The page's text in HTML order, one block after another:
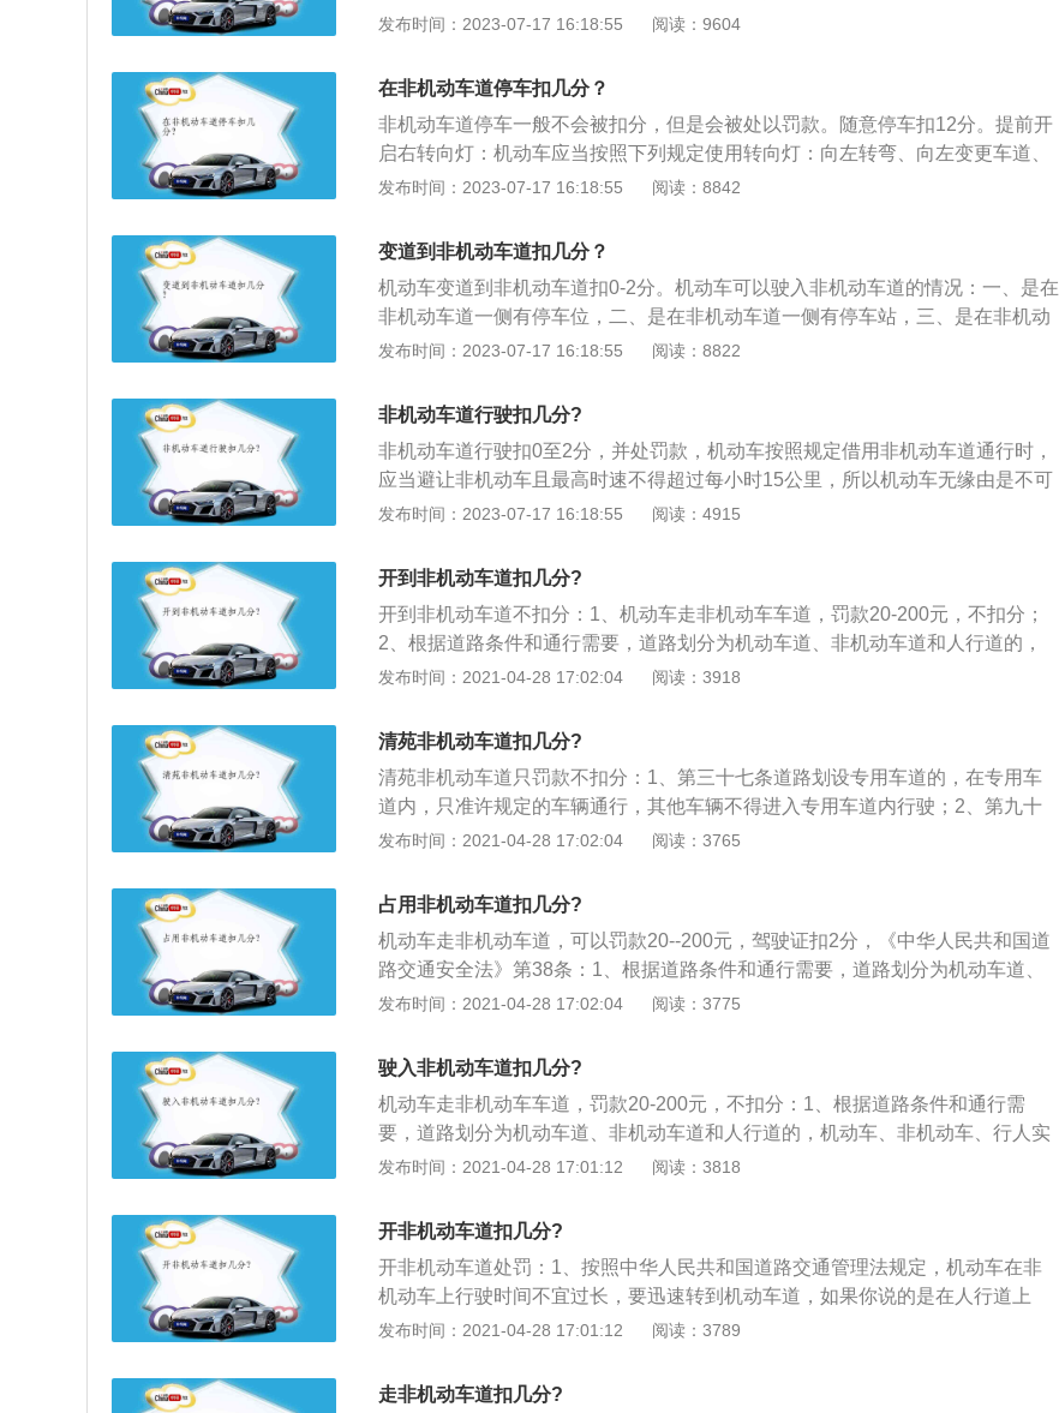
人实行分道通行。没有划分机动车道、非机动车道和人行道的，机动车在道路中
会处罚二十元以上二百元以下罚款，视情况扣2分。非机动车道行驶扣几分根据
《道路交通管理法》规定，违法走非机动车道的应记0-2分，并处以200元以下罚
款。
发布时间：2023-07-17 16:18:55 阅读：9604
在非机动车道停车扣几分？
非机动车道停车一般不会被扣分，但是会被处以罚款。随意停车扣12分。提前开
启右转向灯：机动车应当按照下列规定使用转向灯：向左转弯、向左变更车道、
准备超车、驶离停车地点或者掉头时，应当提前开启左转向灯，向右转弯、向右
停车的范围：在设有禁停标志、标线的路段，在机动车道与非机动车道、人行道
之间设有隔离设施的路段以及人行横道、施工地段，不能停车。
发布时间：2023-07-17 16:18:55 阅读：8842
变道到非机动车道扣几分？
机动车变道到非机动车道扣0-2分。机动车可以驶入非机动车道的情况：一、是在
非机动车道一侧有停车位，二、是在非机动车道一侧有停车站，三、是在非机动
车道一侧有出入口，四、是车辆为紧急避险，如原来通行的车道发生车辆故障或
只拿行驶证就可以;如果是超速违章，要准备行驶证、驾驶证及各自的复印件一
份，去车管所查一下是不是真的违章，看看照片，然后填写确认书。拿着确认书
去车管所指定的银行去交罚款。
发布时间：2023-07-17 16:18:55 阅读：8822
非机动车道行驶扣几分?
非机动车道行驶扣0至2分，并处罚款，机动车按照规定借用非机动车道通行时，
应当避让非机动车且最高时速不得超过每小时15公里，所以机动车无缘由是不可
借用非机动车道的。机动车驾驶人有下列违法行为之一，一次记3分：1、驾驶营
以上载客载货汽车或危险物品运输车辆在高速公路或者驾驶其他机动车行驶超过
规定时速未达百分之20的；3、驾驶货车载物超过核定载质量未达百分之30的；
4、驾驶机动车在高速公路上行驶低于规定最低时速的；5、驾驶禁止驶入高速公
路的机动车驶入高速公路的。
发布时间：2023-07-17 16:18:55 阅读：4915
开到非机动车道扣几分?
开到非机动车道不扣分：1、机动车走非机动车车道，罚款20-200元，不扣分；
2、根据道路条件和通行需要，道路划分为机动车道、非机动车道和人行道的，
机动车、非机动车、行人实行分道通行。没有划分机动车道、非机动车道和人行
驶人违反道路交通安全法律、法规关于道路通行规定的，处警告或者二十元以上
二百元以下罚款。本法另有规定的，依照规定处罚。
发布时间：2021-04-28 17:02:04 阅读：3918
清苑非机动车道扣几分?
清苑非机动车道只罚款不扣分：1、第三十七条道路划设专用车道的，在专用车
道内，只准许规定的车辆通行，其他车辆不得进入专用车道内行驶；2、第九十
条机动车驾驶人违反道路交通安全法律、法规关于道路通行规定的，处警告或者
驶，不得超过限速标志标明的最高时速。在没有限速标志的路段，应当保持安全
车速、夜间行驶或者在容易发生危险的路段行驶，以及遇有沙尘、冰雹、雨、
雪、雾、结冰等气象条件时，应当降低行驶速度。
发布时间：2021-04-28 17:02:04 阅读：3765
占用非机动车道扣几分?
机动车走非机动车道，可以罚款20--200元，驾驶证扣2分，《中华人民共和国道
路交通安全法》第38条：1、根据道路条件和通行需要，道路划分为机动车道、
非机动车道和人行道的，机动车、非机动车、行人实行分道通行。没有划分机动
两侧通行；2、《中华人民共和国道路交通安全法实施条例》第51条机动车通过
有交通信号灯控制的交叉路口，应当按照下列规定通行：3、向右转弯遇有同车
道前车正在等候放行信号时，依次停车等候；
发布时间：2021-04-28 17:02:04 阅读：3775
驶入非机动车道扣几分?
机动车走非机动车车道，罚款20-200元，不扣分：1、根据道路条件和通行需
要，道路划分为机动车道、非机动车道和人行道的，机动车、非机动车、行人实
行分道通行；2、没有划分机动车道、非机动车道和人行道的，机动车在道路中
法律、法规关于道路通行规定的，处警告或者二十元以上二百元以下罚款。本法
另有规定的，依照规定处罚。
发布时间：2021-04-28 17:01:12 阅读：3818
开非机动车道扣几分?
开非机动车道处罚：1、按照中华人民共和国道路交通管理法规定，机动车在非
机动车上行驶时间不宜过长，要迅速转到机动车道，如果你说的是在人行道上
走，拿就需要缴纳50元罚款违章处理；2、记得，交违章时不要用驾照，要用身
违章，扣2分，罚款100元。如果没有专门抓拍摄像头，就不会有违章了。
发布时间：2021-04-28 17:01:12 阅读：3789
走非机动车道扣几分?